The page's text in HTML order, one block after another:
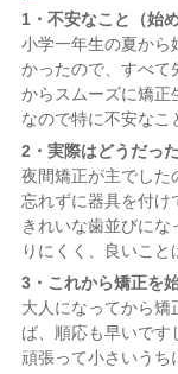
1・不安なこと（始
小学一年生の夏から
かったので、すべて
からスムーズに矯正
なので特に不安なこ
2・実際はどうだっ
夜間矯正が主でした
忘れずに器具を付け
きれいな歯並びに
りにくく、良いこと
3・これから矯正を
大人になってから矯
ば、順応も早いです
頑張って小さいうち